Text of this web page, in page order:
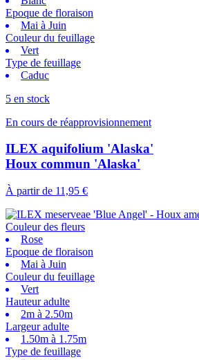
Epoque de floraison
Mai à Juin
Couleur du feuillage
Vert
Type de feuillage
Caduc
5 en stock
En cours de réapprovisionnement
ILEX aquifolium 'Alaska'
Houx commun 'Alaska'
À partir de 11,95 €
Couleur des fleurs
Rose
Epoque de floraison
Mai à Juin
Couleur du feuillage
Vert
Hauteur adulte
2m à 2.50m
Largeur adulte
1.50m à 1.75m
Type de feuillage